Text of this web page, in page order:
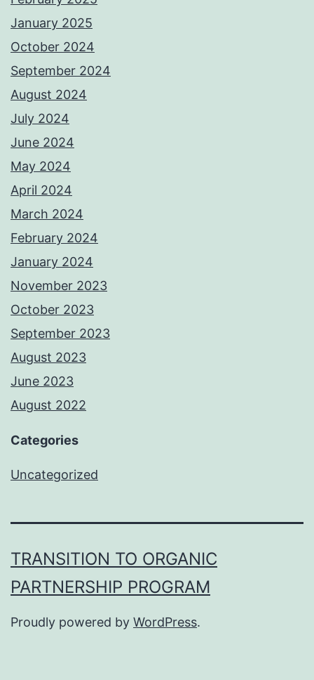
January 2025
October 2024
September 2024
August 2024
July 2024
June 2024
May 2024
April 2024
March 2024
February 2024
January 2024
November 2023
October 2023
September 2023
August 2023
June 2023
August 2022
Categories
Uncategorized
TRANSITION TO ORGANIC
PARTNERSHIP PROGRAM
Proudly powered by WordPress.